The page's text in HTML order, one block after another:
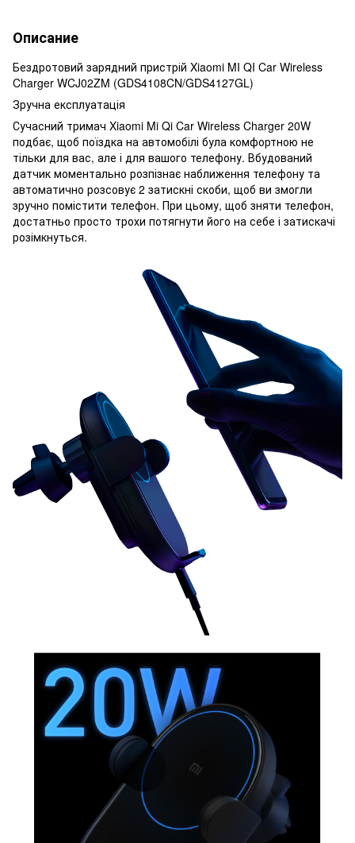
Описание
Бездротовий зарядний пристрій Xiaomi MI QI Car Wireless
Charger WCJ02ZM (GDS4108CN/GDS4127GL)
Зручна експлуатація
Сучасний тримач Xiaomi Mi Qi Car Wireless Charger 20W
подбає, щоб поїздка на автомобілі була комфортною не
тільки для вас, але і для вашого телефону. Вбудований
датчик моментально розпізнає наближення телефону та
автоматично розсовує 2 затискні скоби, щоб ви змогли
зручно помістити телефон. При цьому, щоб зняти телефон,
достатньо просто трохи потягнути його на себе і затискачі
розімкнуться.